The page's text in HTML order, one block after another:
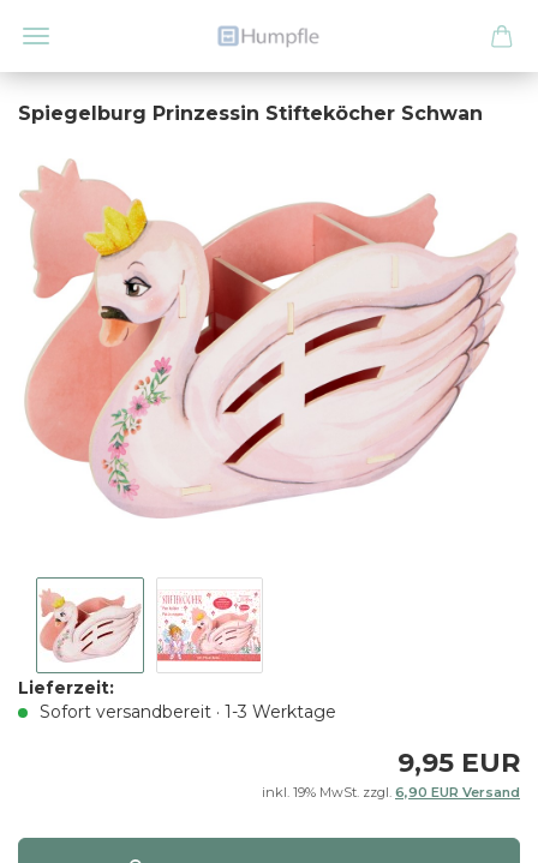
Spiegelburg Prinzessin Stifteköcher Schwan
Lieferzeit:
Sofort versandbereit · 1-3 Werktage
9,95 EUR
inkl. 19% MwSt. zzgl. 6,90 EUR Versand